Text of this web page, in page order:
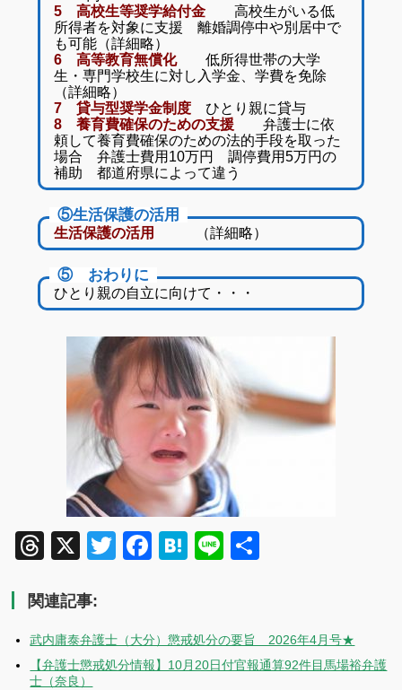
5 高校生等奨学給付金高校生がいる低
所得者を対象に支援 離婚調停中や別居中で
も可能（詳細略）
6 高等教育無償化低所得世帯の大学
生・専門学校生に対し入学金、学費を免除
（詳細略）
7 貸与型奨学金制度ひとり親に貸与
8 養育費確保のための支援弁護士に依
頼して養育費確保のための法的手段を取った
場合 弁護士費用10万円 調停費用5万円の
補助 都道府県によって違う
⑤生活保護の活用
生活保護の活用 （詳細略）
⑤ おわりに
ひとり親の自立に向けて・・・
Threads
X TwitterFacebook
Hatena
Line
関連記事:
武内庸泰弁護士（大分）懲戒処分の要旨 2026年4月号★
【弁護士懲戒処分情報】10月20日付官報通算92件目馬場裕弁護
士（奈良）